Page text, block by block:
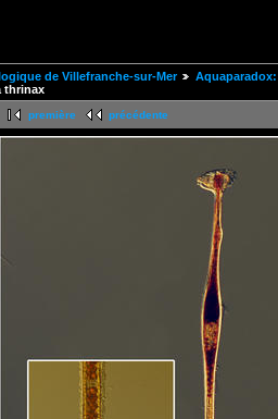
de Villefranche-sur-Mer
thrinax
première précédente